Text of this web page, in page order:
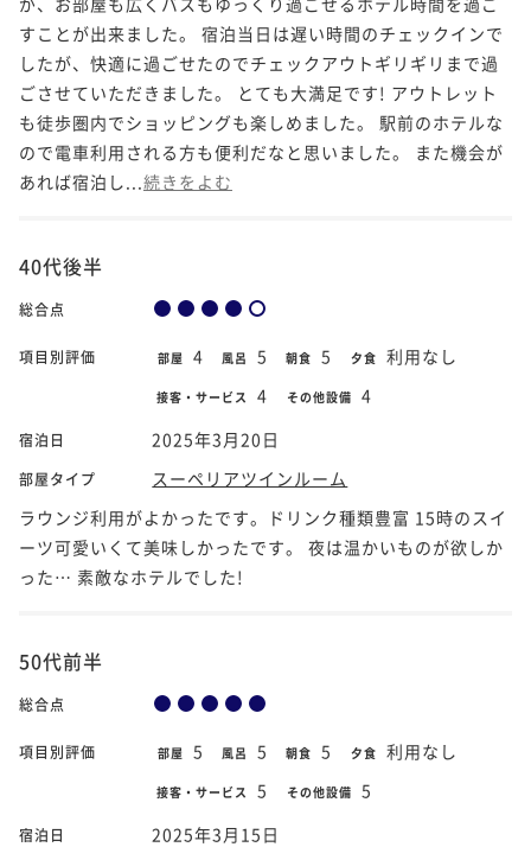
すことが出来ました。 宿泊当日は遅い時間のチェックインで
したが、快適に過ごせたのでチェックアウトギリギリまで過
ごさせていただきました。 とても大満足です! アウトレット
も徒歩圏内でショッピングも楽しめました。 駅前のホテルな
ので電車利用される方も便利だなと思いました。 また機会が
あれば宿泊し... 続きをよむ
40代後半
総合点
項目別評価 部屋 4 風呂 5 朝食 5 夕食 利用なし
接客・サービス 4 その他設備 4
宿泊日 2025年3月20日
部屋タイプ
スーペリアツインルーム
ラウンジ利用がよかったです。ドリンク種類豊富 15時のスイ
ーツ可愛いくて美味しかったです。 夜は温かいものが欲しか
った… 素敵なホテルでした!
50代前半
総合点
項目別評価 部屋 5 風呂 5 朝食 5 夕食 利用なし
接客・サービス 5 その他設備 5
宿泊日 2025年3月15日